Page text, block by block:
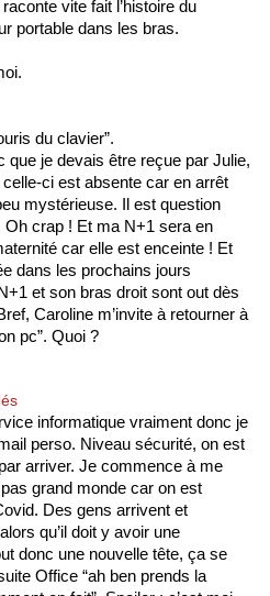
vite fait l’histoire du
portable dans les bras.
du clavier”.
que je devais être reçue par Julie,
ci est absente car en arrêt
mystérieuse. Il est question
Oh crap ! Et ma N+1 sera en
car elle est enceinte ! Et
dans les prochains jours
et son bras droit sont out dès
Caroline m’invite à retourner à
pc”. Quoi ?
informatique vraiment donc je
perso. Niveau sécurité, on est
arriver. Je commence à me
grand monde car on est
Des gens arrivent et
qu’il doit y avoir une
donc une nouvelle tête, ça se
Office “ah ben prends la